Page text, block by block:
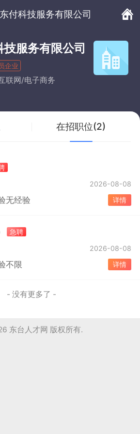
付科技服务有限公司
服务有限公司
企业
联网/电子商务
在招职位(2)
2026-08-08
无经验 详情
急聘
2026-08-08
不限 详情
- 没有更多了 -
东台人才网 版权所有.